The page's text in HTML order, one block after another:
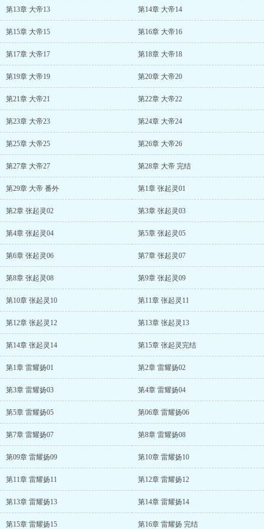
第13章 大帝13 第14章 大帝14
第15章 大帝15 第16章 大帝16
第17章 大帝17 第18章 大帝18
第19章 大帝19 第20章 大帝20
第21章 大帝21 第22章 大帝22
第23章 大帝23 第24章 大帝24
第25章 大帝25 第26章 大帝26
第27章 大帝27 第28章 大帝 完结
第29章 大帝 番外 第1章 张起灵01
第2章 张起灵02 第3章 张起灵03
第4章 张起灵04 第5章 张起灵05
第6章 张起灵06 第7章 张起灵07
第8章 张起灵08 第9章 张起灵09
第10章 张起灵10 第11章 张起灵11
第12章 张起灵12 第13章 张起灵13
第14章 张起灵14 第15章 张起灵完结
第1章 雷耀扬01 第2章 雷耀扬02
第3章 雷耀扬03 第4章 雷耀扬04
第5章 雷耀扬05 第06章 雷耀扬06
第7章 雷耀扬07 第8章 雷耀扬08
第09章 雷耀扬09 第10章 雷耀扬10
第11章 雷耀扬11 第12章 雷耀扬12
第13章 雷耀扬13 第14章 雷耀扬14
第15章 雷耀扬15 第16章 雷耀扬 完结